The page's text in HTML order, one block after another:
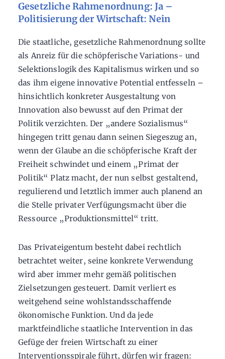
Gesetzliche Rahmenordnung: Ja –
Politisierung der Wirtschaft: Nein
Die staatliche, gesetzliche Rahmenordnung sollte
als Anreiz für die schöpferische Variations- und
Selektionslogik des Kapitalismus wirken und so
das ihm eigene innovative Potential entfesseln –
hinsichtlich konkreter Ausgestaltung von
Innovation also bewusst auf den Primat der
Politik verzichten. Der „andere Sozialismus“
hingegen tritt genau dann seinen Siegeszug an,
wenn der Glaube an die schöpferische Kraft der
Freiheit schwindet und einem „Primat der
Politik“ Platz macht, der nun selbst gestaltend,
regulierend und letztlich immer auch planend an
die Stelle privater Verfügungsmacht über die
Ressource „Produktionsmittel“ tritt.
Das Privateigentum besteht dabei rechtlich
betrachtet weiter, seine konkrete Verwendung
wird aber immer mehr gemäß politischen
Zielsetzungen gesteuert. Damit verliert es
weitgehend seine wohlstandsschaffende
ökonomische Funktion. Und da jede
marktfeindliche staatliche Intervention in das
Gefüge der freien Wirtschaft zu einer
Interventionsspirale führt, dürfen wir fragen: